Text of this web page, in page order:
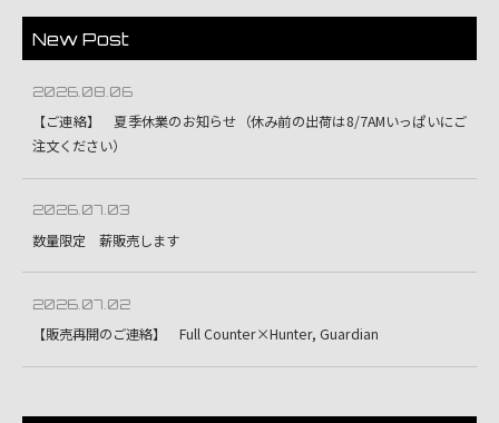
New Post
2026.08.06
【ご連絡】 夏季休業のお知らせ（休み前の出荷は8/7AMいっぱいにご
注文ください）
2026.07.03
数量限定 薪販売します
2026.07.02
【販売再開のご連絡】 Full Counter×Hunter, Guardian